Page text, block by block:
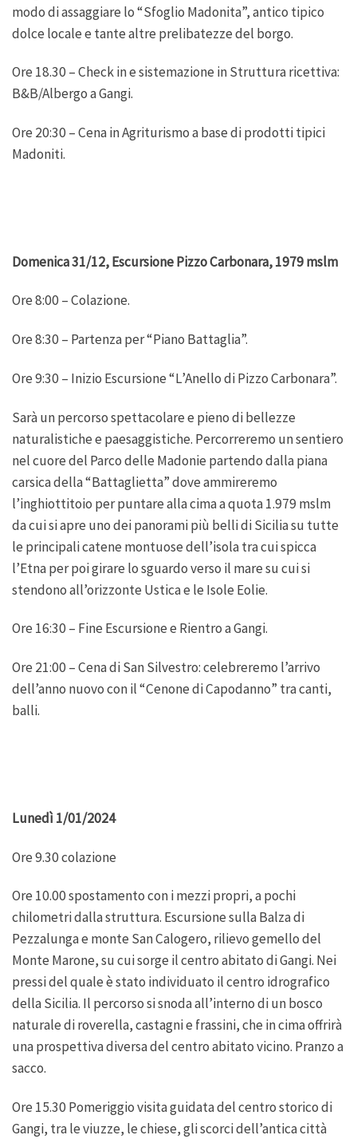
modo di assaggiare lo “Sfoglio Madonita”, antico tipico
dolce locale e tante altre prelibatezze del borgo.
Ore 18.30 – Check in e sistemazione in Struttura ricettiva:
B&B/Albergo a Gangi.
Ore 20:30 – Cena in Agriturismo a base di prodotti tipici
Madoniti.
Domenica 31/12, Escursione Pizzo Carbonara, 1979 mslm
Ore 8:00 – Colazione.
Ore 8:30 – Partenza per “Piano Battaglia”.
Ore 9:30 – Inizio Escursione “L’Anello di Pizzo Carbonara”.
Sarà un percorso spettacolare e pieno di bellezze
naturalistiche e paesaggistiche. Percorreremo un sentiero
nel cuore del Parco delle Madonie partendo dalla piana
carsica della “Battaglietta” dove ammireremo
l’inghiottitoio per puntare alla cima a quota 1.979 mslm
da cui si apre uno dei panorami più belli di Sicilia su tutte
le principali catene montuose dell’isola tra cui spicca
l’Etna per poi girare lo sguardo verso il mare su cui si
stendono all’orizzonte Ustica e le Isole Eolie.
Ore 16:30 – Fine Escursione e Rientro a Gangi.
Ore 21:00 – Cena di San Silvestro: celebreremo l’arrivo
dell’anno nuovo con il “Cenone di Capodanno” tra canti,
balli.
Lunedì 1/01/2024
Ore 9.30 colazione
Ore 10.00 spostamento con i mezzi propri, a pochi
chilometri dalla struttura. Escursione sulla Balza di
Pezzalunga e monte San Calogero, rilievo gemello del
Monte Marone, su cui sorge il centro abitato di Gangi. Nei
pressi del quale è stato individuato il centro idrografico
della Sicilia. Il percorso si snoda all’interno di un bosco
naturale di roverella, castagni e frassini, che in cima offrirà
una prospettiva diversa del centro abitato vicino. Pranzo a
sacco.
Ore 15.30 Pomeriggio visita guidata del centro storico di
Gangi, tra le viuzze, le chiese, gli scorci dell’antica città